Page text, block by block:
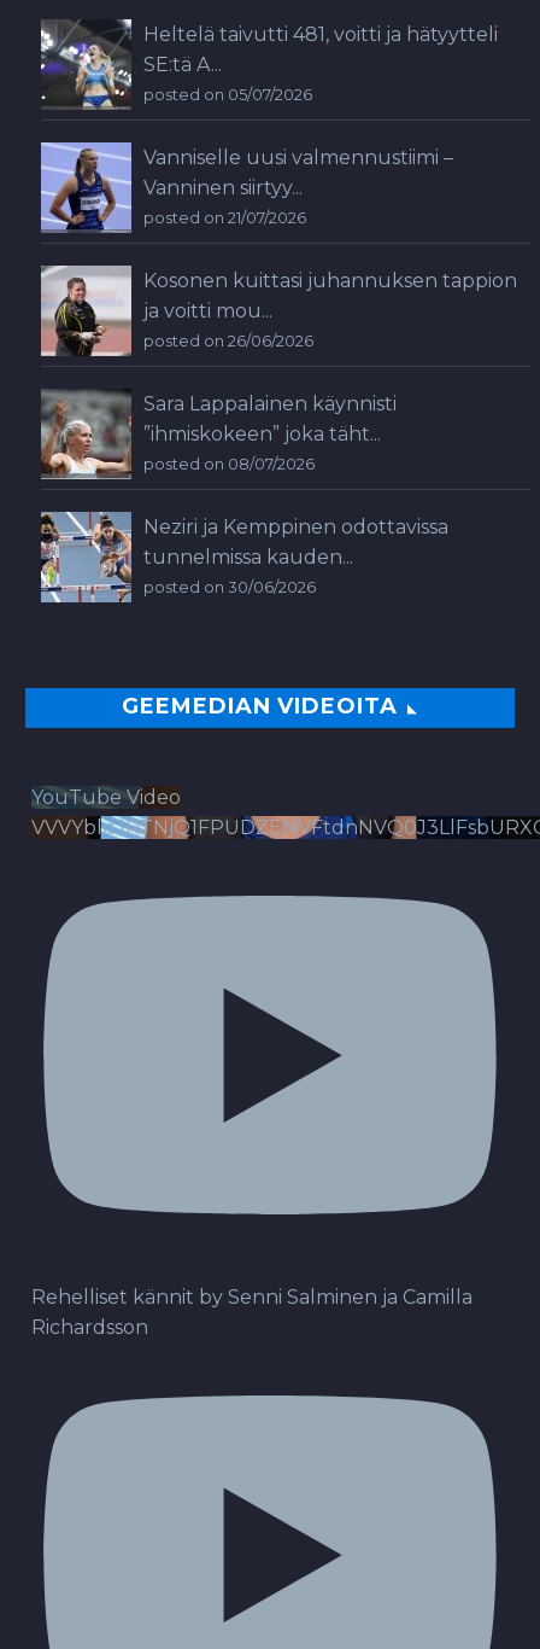
Heltelä taivutti 481, voitti ja hätyytteli
SE:tä A...
posted on 05/07/2026
Vanniselle uusi valmennustiimi –
Vanninen siirtyy...
posted on 21/07/2026
Kosonen kuittasi juhannuksen tappion
ja voitti mou...
posted on 26/06/2026
Sara Lappalainen käynnisti
”ihmiskokeen” joka täht...
posted on 08/07/2026
Neziri ja Kemppinen odottavissa
tunnelmissa kauden...
posted on 30/06/2026
GEEMEDIAN VIDEOITA
YouTube Video
Rehelliset kännit by Senni Salminen ja Camilla
Richardsson